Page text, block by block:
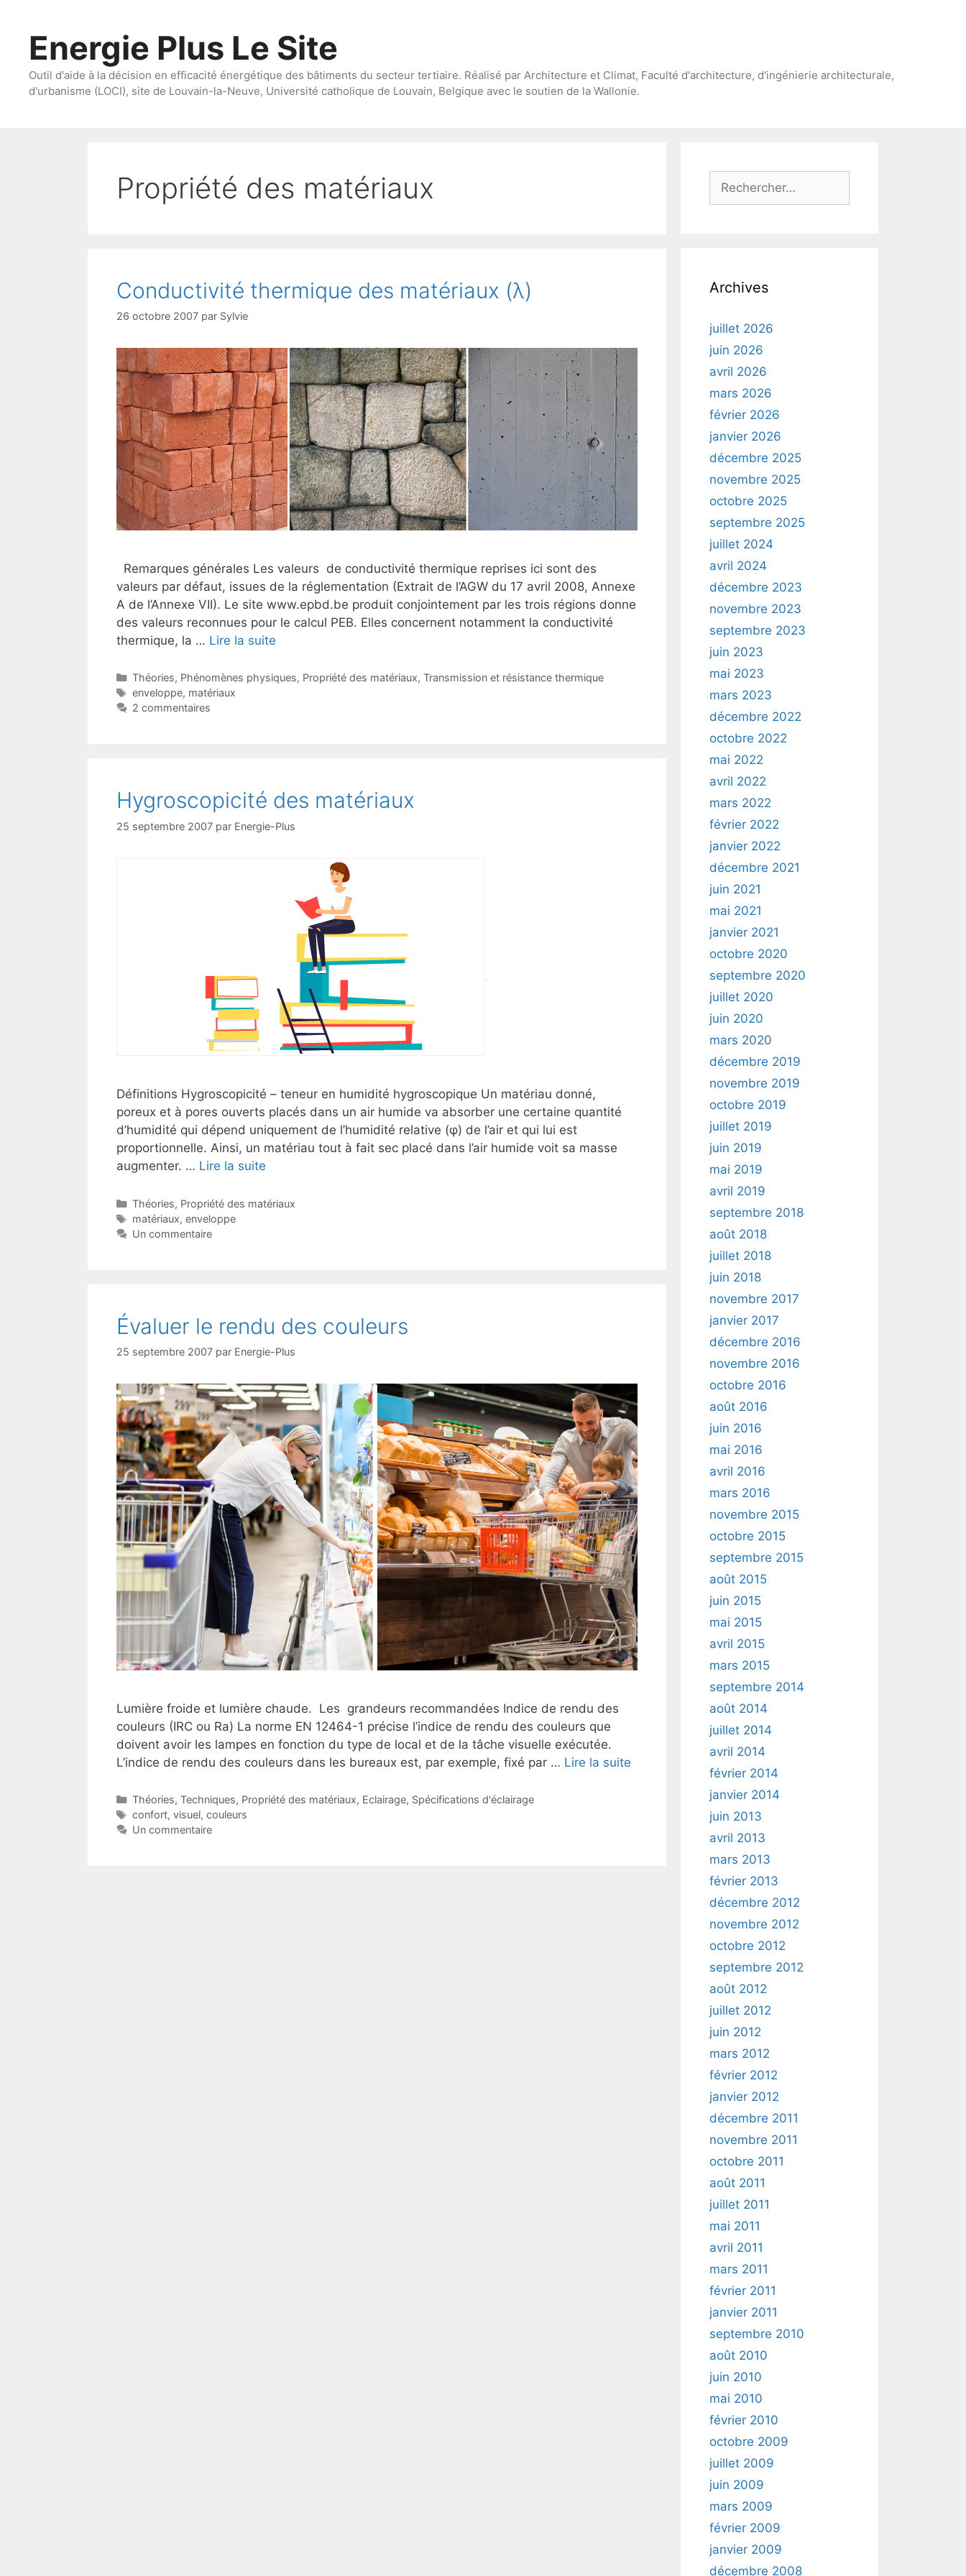
contenuEnergie Plus Le Site
Outil d'aide à la décision en efficacité énergétique des bâtiments du secteur tertiaire. Réalisé par Architecture et Climat, Faculté d'architecture, d'ingénierie architecturale,
d'urbanisme (LOCI), site de Louvain-la-Neuve, Université catholique de Louvain, Belgique avec le soutien de la Wallonie.
Propriété des matériaux
Conductivité thermique des matériaux (λ)
26 octobre 2007 par Sylvie
Remarques générales Les valeurs de conductivité thermique reprises ici sont des
valeurs par défaut, issues de la réglementation (Extrait de l’AGW du 17 avril 2008, Annexe
A de l’Annexe VII). Le site www.epbd.be produit conjointement par les trois régions donne
des valeurs reconnues pour le calcul PEB. Elles concernent notamment la conductivité
thermique, la … Lire la suite
Catégories
Théories, Phénomènes physiques, Propriété des matériaux, Transmission et résistance thermique
Étiquettes
enveloppe, matériaux
2 commentaires
Hygroscopicité des matériaux
25 septembre 2007 par Energie-Plus
Définitions Hygroscopicité – teneur en humidité hygroscopique Un matériau donné,
poreux et à pores ouverts placés dans un air humide va absorber une certaine quantité
d’humidité qui dépend uniquement de l’humidité relative (φ) de l’air et qui lui est
proportionnelle. Ainsi, un matériau tout à fait sec placé dans l’air humide voit sa masse
augmenter. … Lire la suite
Catégories
Théories, Propriété des matériaux
Étiquettes
matériaux, enveloppe
Un commentaire
Évaluer le rendu des couleurs
25 septembre 2007 par Energie-Plus
Lumière froide et lumière chaude. Les grandeurs recommandées Indice de rendu des
couleurs (IRC ou Ra) La norme EN 12464-1 précise l’indice de rendu des couleurs que
doivent avoir les lampes en fonction du type de local et de la tâche visuelle exécutée.
L’indice de rendu des couleurs dans les bureaux est, par exemple, fixé par … Lire la suite
Catégories
Théories, Techniques, Propriété des matériaux, Eclairage, Spécifications d'éclairage
Étiquettes
confort, visuel, couleurs
Un commentaire
Rechercher :
Archives
juillet 2026
juin 2026
avril 2026
mars 2026
février 2026
janvier 2026
décembre 2025
novembre 2025
octobre 2025
septembre 2025
juillet 2024
avril 2024
décembre 2023
novembre 2023
septembre 2023
juin 2023
mai 2023
mars 2023
décembre 2022
octobre 2022
mai 2022
avril 2022
mars 2022
février 2022
janvier 2022
décembre 2021
juin 2021
mai 2021
janvier 2021
octobre 2020
septembre 2020
juillet 2020
juin 2020
mars 2020
décembre 2019
novembre 2019
octobre 2019
juillet 2019
juin 2019
mai 2019
avril 2019
septembre 2018
août 2018
juillet 2018
juin 2018
novembre 2017
janvier 2017
décembre 2016
novembre 2016
octobre 2016
août 2016
juin 2016
mai 2016
avril 2016
mars 2016
novembre 2015
octobre 2015
septembre 2015
août 2015
juin 2015
mai 2015
avril 2015
mars 2015
septembre 2014
août 2014
juillet 2014
avril 2014
février 2014
janvier 2014
juin 2013
avril 2013
mars 2013
février 2013
décembre 2012
novembre 2012
octobre 2012
septembre 2012
août 2012
juillet 2012
juin 2012
mars 2012
février 2012
janvier 2012
décembre 2011
novembre 2011
octobre 2011
août 2011
juillet 2011
mai 2011
avril 2011
mars 2011
février 2011
janvier 2011
septembre 2010
août 2010
juin 2010
mai 2010
février 2010
octobre 2009
juillet 2009
juin 2009
mars 2009
février 2009
janvier 2009
décembre 2008